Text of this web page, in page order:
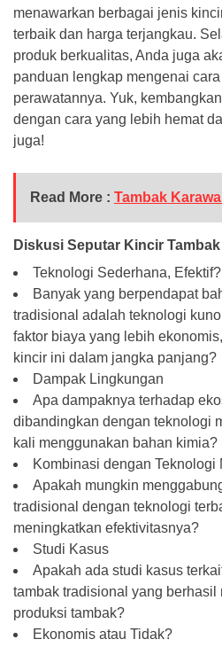
menawarkan berbagai jenis
terbaik dan harga terjangkau.
produk berkualitas, Anda juga
panduan lengkap mengenai
perawatannya. Yuk,
dengan cara yang lebih hemat
juga!
Read More : Tambak
Diskusi Seputar Kincir
Teknologi Sederhana, Efektif?
Banyak yang berpendapat
tradisional adalah teknologi
faktor biaya yang lebih
kincir ini dalam jangka panjang?
Dampak Lingkungan
Apa dampaknya terhadap
dibandingkan dengan teknologi
kali menggunakan bahan kimia?
Kombinasi dengan Teknologi
Apakah mungkin
tradisional dengan teknologi
meningkatkan efektivitasnya?
Studi Kasus
Apakah ada studi kasus
tambak tradisional yang berhasil
produksi tambak?
Ekonomis atau Tidak?